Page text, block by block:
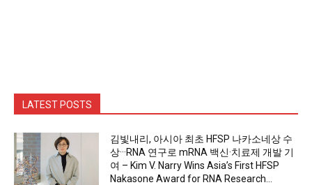
LATEST POSTS
김빛내리, 아시아 최초 HFSP 나카소네상 수
상···RNA 연구로 mRNA 백신·치료제 개발 기
여 – Kim V. Narry Wins Asia’s First HFSP
Nakasone Award for RNA Research...